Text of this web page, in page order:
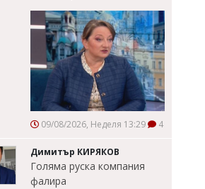
09/08/2026, Неделя 13:29 4
Димитър КИРЯКОВ
Голяма руска компания
фалира